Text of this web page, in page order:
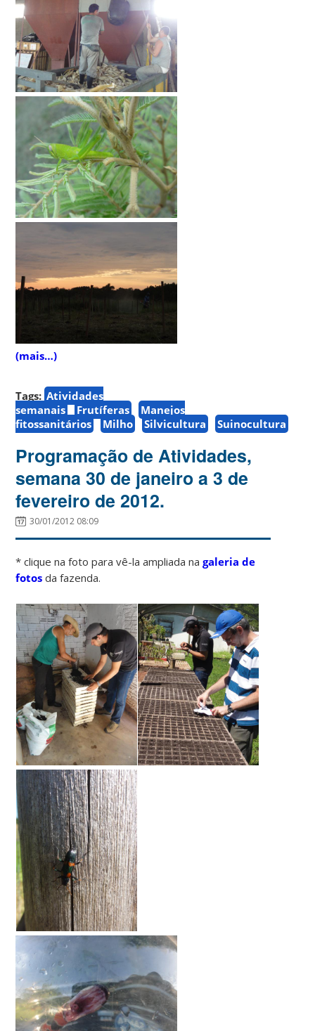
(mais…)
Tags: Atividades
semanais
Frutíferas
Manejos
fitossanitários
Milho Silvicultura Suinocultura
Programação de Atividades,
semana 30 de janeiro a 3 de
fevereiro de 2012.
30/01/2012 08:09
* clique na foto para vê-la ampliada nagaleria de
fotos da fazenda.